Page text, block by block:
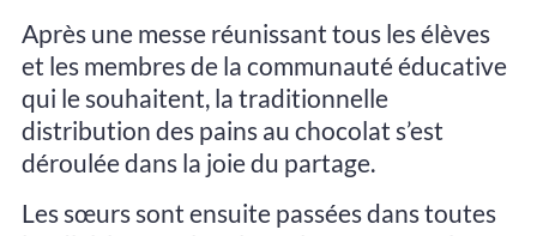
Après une messe réunissant tous les élèves
et les membres de la communauté éducative
qui le souhaitent, la traditionnelle
distribution des pains au chocolat s’est
déroulée dans la joie du partage.
Les sœurs sont ensuite passées dans toutes